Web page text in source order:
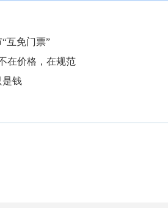
互免门票”
在价格，在规范
是钱